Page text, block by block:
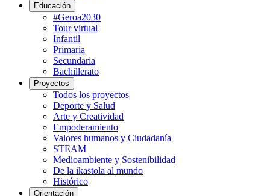
Educación
#Geroa2030
Tour virtual
Infantil
Primaria
Secundaria
Bachillerato
Proyectos
Todos los proyectos
Deporte y Salud
Arte y Creatividad
Empoderamiento
Valores humanos y Ciudadanía
STEAM
Medioambiente y Sostenibilidad
De la ikastola al mundo
Histórico
Orientación